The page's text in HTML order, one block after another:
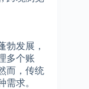
勃发展，
多个账
而，传统
需求。